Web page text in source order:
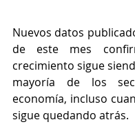
Nuevos datos
de este mes
crecimiento sigue
mayoría de los
economía, incluso
sigue quedando atrás.